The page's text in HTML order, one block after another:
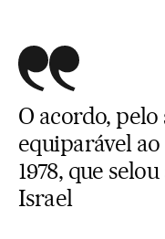
O acordo,
equiparável
1978, que
Israel